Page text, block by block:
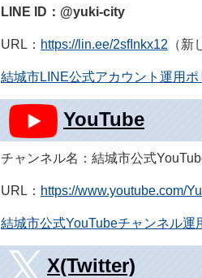
LINE ID：@yuki-city
URL： https://lin.ee/2sfInkx12 （新
結城市LINE公式アカウント運用ポ
YouTube
チャンネル名：結城市公式
URL： https://www.youtube.com/
結城市公式YouTubeチャンネル運
X(Twitter)